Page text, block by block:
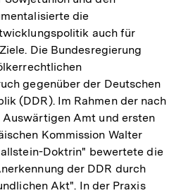
die
auch für
Die Bundesregierung
gegenüber der Deutschen
(DDR). Im Rahmen der nach
Amt und ersten
Kommission Walter
Doktrin" bewertete die
der DDR durch
Akt". In der Praxis